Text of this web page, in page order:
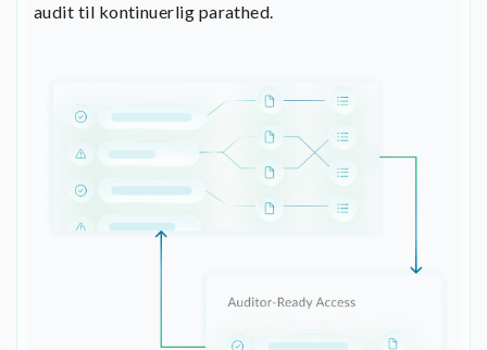
audit til kontinuerlig parathed.